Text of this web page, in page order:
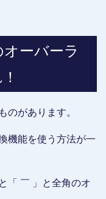
ーバーラ
のがあります。
機能を使う方法が一
「 ￣ 」と全角のオ